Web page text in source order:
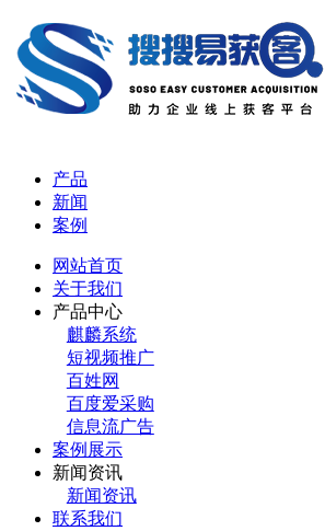
产品
新闻
案例
网站首页
关于我们
产品中心
麒麟系统
短视频推广
百姓网
百度爱采购
信息流广告
案例展示
新闻资讯
新闻资讯
联系我们